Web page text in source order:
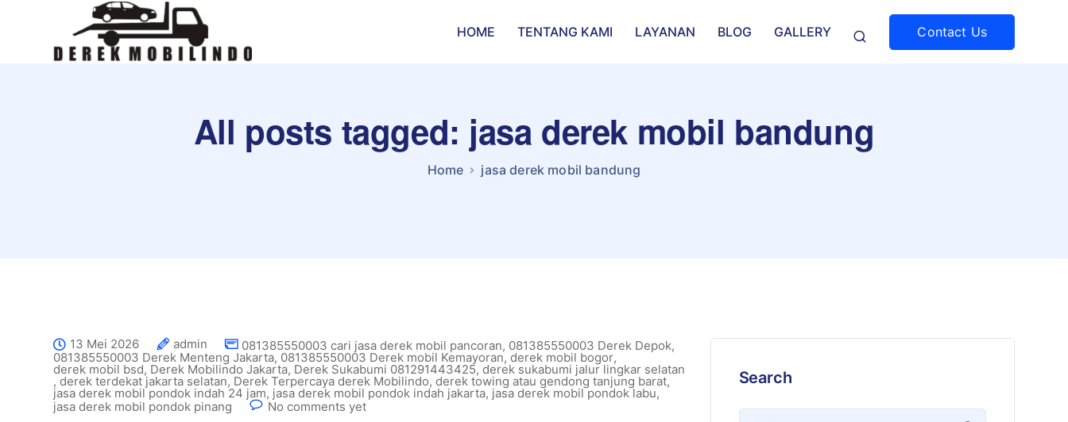
HOME TENTANG KAMI LAYANAN BLOG GALLERY Contact Us
All posts tagged: jasa derek mobil bandung
Home jasa derek mobil bandung
13 Mei 2026 admin 081385550003 cari jasa derek mobil pancoran, 081385550003 Derek Depok,
081385550003 Derek Menteng Jakarta, 081385550003 Derek mobil Kemayoran, derek mobil bogor,
derek mobil bsd, Derek Mobilindo Jakarta, Derek Sukabumi 081291443425, derek sukabumi jalur lingkar selatan
, derek terdekat jakarta selatan, Derek Terpercaya derek Mobilindo, derek towing atau gendong tanjung barat,
jasa derek mobil pondok indah 24 jam, jasa derek mobil pondok indah jakarta, jasa derek mobil pondok labu,
jasa derek mobil pondok pinang
No comments yet
Search